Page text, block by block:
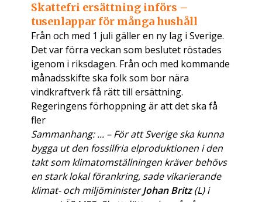
Skattefri ersättning införs –
tusenlappar för många hushåll
Från och med 1 juli gäller en ny lag i Sverige.
Det var förra veckan som beslutet röstades
igenom i riksdagen. Från och med kommande
månadsskifte ska folk som bor nära
vindkraftverk få rätt till ersättning.
Regeringens förhoppning är att det ska få
fler
Sammanhang: ... – För att Sverige ska kunna
bygga ut den fossilfria elproduktionen i den
takt som klimatomställningen kräver behövs
en stark lokal förankring, sade vikarierande
klimat- och miljöministerJohan Britz(L) i